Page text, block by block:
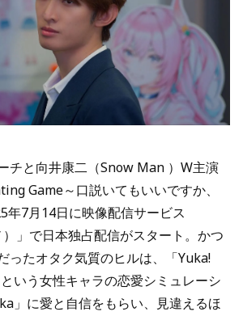
チと向井康二（Snow Man ）W主演
Game～口説いてもいいですか、
年7月14日に映像配信サービス
）」で日本独占配信がスタート。かつ
ったオタク気質のヒルは、「Yuka!
いう女性キャラの恋愛シミュレーシ
」に愛と自信をもらい、見違えるほ